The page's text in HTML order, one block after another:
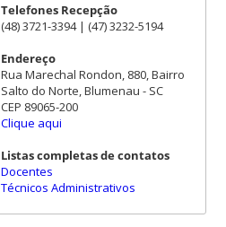
Telefones Recepção
(48) 3721-3394 | (47) 3232-5194
Endereço
Rua Marechal Rondon, 880, Bairro
Salto do Norte, Blumenau - SC
CEP 89065-200
Clique aqui
Listas completas de contatos
Docentes
Técnicos Administrativos